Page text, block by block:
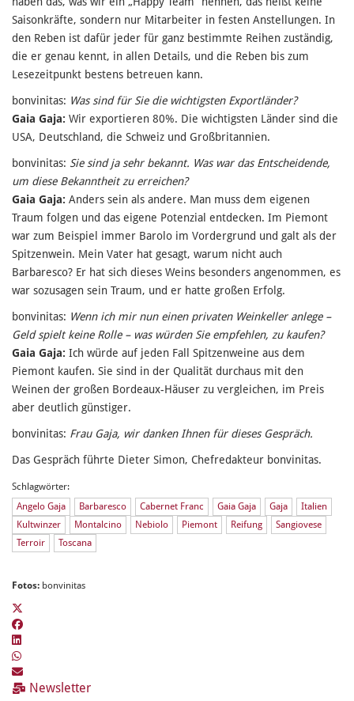
Saisonkräfte, sondern nur Mitarbeiter in festen Anstellungen. In
den Reben ist dafür jeder für ganz bestimmte Reihen zuständig,
die er genau kennt, in allen Details, und die Reben bis zum
Lesezeitpunkt bestens betreuen kann.
bonvinitas: Was sind für Sie die wichtigsten Exportländer?
Gaia Gaja: Wir exportieren 80%. Die wichtigsten Länder sind die
USA, Deutschland, die Schweiz und Großbritannien.
bonvinitas: Sie sind ja sehr bekannt. Was war das Entscheidende,
um diese Bekanntheit zu erreichen?
Gaia Gaja: Anders sein als andere. Man muss dem eigenen
Traum folgen und das eigene Potenzial entdecken. Im Piemont
war zum Beispiel immer Barolo im Vordergrund und galt als der
Spitzenwein. Mein Vater hat gesagt, warum nicht auch
Barbaresco? Er hat sich dieses Weins besonders angenommen, es
war sozusagen sein Traum, und er hatte großen Erfolg.
bonvinitas: Wenn ich mir nun einen privaten Weinkeller anlege –
Geld spielt keine Rolle – was würden Sie empfehlen, zu kaufen?
Gaia Gaja: Ich würde auf jeden Fall Spitzenweine aus dem
Piemont kaufen. Sie sind in der Qualität durchaus mit den
Weinen der großen Bordeaux-Häuser zu vergleichen, im Preis
aber deutlich günstiger.
bonvinitas: Frau Gaja, wir danken Ihnen für dieses Gespräch.
Das Gespräch führte Dieter Simon, Chefredakteur bonvinitas.
Schlagwörter:
Angelo Gaja
Barbaresco Cabernet Franc Gaia Gaja Gaja
Italien
Kultwinzer
Montalcino Nebiolo Piemont Reifung
Sangiovese
Terroir
Toscana
Fotos: bonvinitas
Newsletter